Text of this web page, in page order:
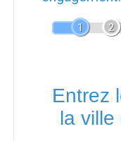
1 2
Entrez
la ville